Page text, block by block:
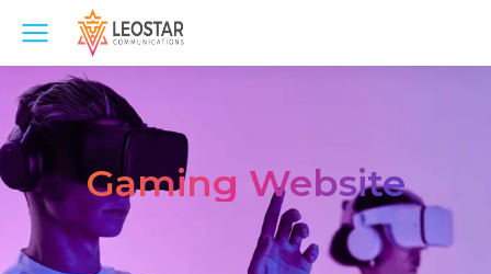
Gaming Website